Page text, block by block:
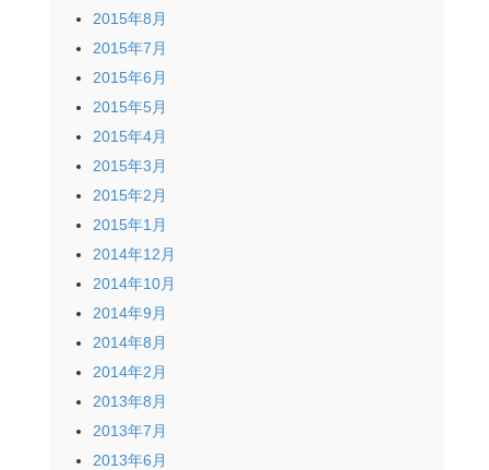
2015年8月
2015年7月
2015年6月
2015年5月
2015年4月
2015年3月
2015年2月
2015年1月
2014年12月
2014年10月
2014年9月
2014年8月
2014年2月
2013年8月
2013年7月
2013年6月